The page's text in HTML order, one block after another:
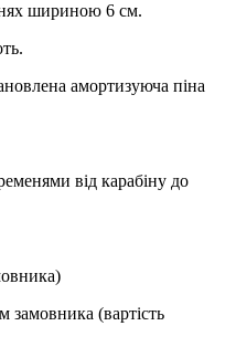
шириною 6 см.
амортизуюча піна
від карабіну до
(вартість